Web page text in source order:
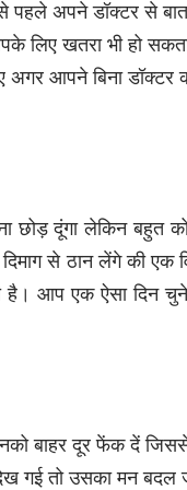
पहले अपने डॉक्टर से
लिए खतरा भी हो
अगर आपने बिना डॉक्टर
छोड़ दूंगा लेकिन बहुत
से ठान लेंगे की एक
है। आप एक ऐसा दिन
बाहर दूर फेंक दें
गई तो उसका मन